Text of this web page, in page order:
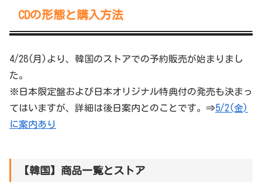
CDの形態と購入方法
4/28(月)より、韓国のストアでの予約販売が始まりまし
た。
※日本限定盤および日本オリジナル特典付の発売も決まっ
てはいますが、詳細は後日案内とのことです。⇒5/2(金)
に案内あり
【韓国】商品一覧とストア